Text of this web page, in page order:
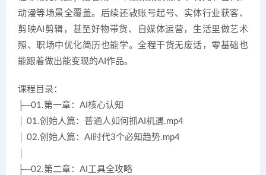
动漫等场景全覆盖。后续还教账号起号、实体行业获客、
剪映AI剪辑，甚至好物带货、自媒体运营，生活里做艺术
照、职场中优化简历也能学。全程干货无废话，零基础也
能跟着做出能变现的AI作品。
课程目录：
├─01.第一章：AI核心认知
│ 01.创始人篇：普通人如何抓AI机遇.mp4
│ 02.创始人篇：AI时代3个必知趋势.mp4
├─02.第二章：AI工具全攻略